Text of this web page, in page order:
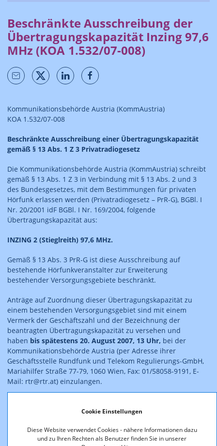
Cookie Einstellungen
Diese Website verwendet Cookies - nähere Informationen dazu
und zu Ihren Rechten als Benutzer finden Sie in unserer
Beschränkte Ausschreibung der
Übertragungskapazität Inzing 97,6
MHz (KOA 1.532/07-008)
Kommunikationsbehörde Austria (KommAustria)
KOA 1.532/07-008
Beschränkte Ausschreibung einer Übertragungskapazität
gemäß § 13 Abs. 1 Z 3 Privatradiogesetz
Die Kommunikationsbehörde Austria (KommAustria) schreibt
gemäß § 13 Abs. 1 Z 3 in Verbindung mit § 13 Abs. 2 und 3
des Bundesgesetzes, mit dem Bestimmungen für privaten
Hörfunk erlassen werden (Privatradiogesetz – PrR-G), BGBl. I
Nr. 20/2001 idF BGBl. I Nr. 169/2004, folgende
Übertragungskapazität aus:
INZING 2 (Stieglreith) 97,6 MHz.
Gemäß § 13 Abs. 3 PrR-G ist diese Ausschreibung auf
bestehende Hörfunkveranstalter zur Erweiterung
bestehender Versorgungsgebiete beschränkt.
Anträge auf Zuordnung dieser Übertragungskapazität zu
einem bestehenden Versorgungsgebiet sind mit einem
Vermerk der Geschäftszahl und der Bezeichnung der
beantragten Übertragungskapazität zu versehen und
haben bis spätestens 20. August 2007, 13 Uhr, bei der
Kommunikationsbehörde Austria (per Adresse ihrer
Geschäftsstelle Rundfunk und Telekom Regulierungs-GmbH,
Mariahilfer Straße 77-79, 1060 Wien, Fax: 01/58058-9191, E-
Mail: rtr@rtr.at) einzulangen.
allgemeines Merkblatt, insbesondere zu den erforderlichen
Websitehttp://www.rtr.atzum Download verfügbar bzw.
werden auf Anforderung (brigitte.hohenecker@rtr.at, Fax: